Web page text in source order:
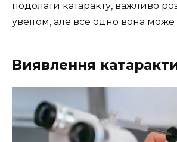
подолати катаракту, важливо
увеїтом, але все одно вона
Виявлення